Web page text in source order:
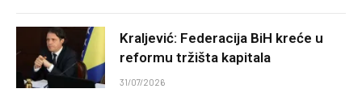
Kraljević: Federacija BiH kreće u
reformu tržišta kapitala
31/07/2026